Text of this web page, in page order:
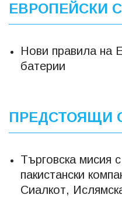
ЕВРОПЕЙСКИ
Нови правила на
батерии
ПРЕДСТОЯЩИ
Търговска мисия
пакистански
Сиалкот,